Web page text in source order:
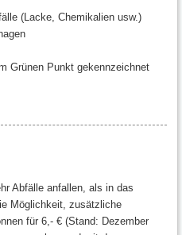
(Lacke, Chemikalien usw.)
Grünen Punkt gekennzeichnet
Abfälle anfallen, als in das
Möglichkeit, zusätzliche
für 6,- € (Stand: Dezember